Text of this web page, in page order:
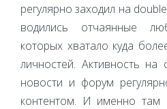
регулярно заходил на
водились отчаянные
которых хватало куда
личностей. Активность на
новости и форум
контентом. И именно